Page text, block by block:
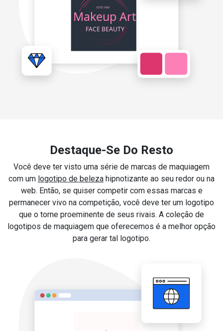
Destaque-Se Do Resto
Você deve ter visto uma série de marcas de maquiagem
com um logotipo de beleza hipnotizante ao seu redor ou na
web. Então, se quiser competir com essas marcas e
permanecer vivo na competição, você deve ter um logotipo
que o torne proeminente de seus rivais. A coleção de
logotipos de maquiagem que oferecemos é a melhor opção
para gerar tal logotipo.